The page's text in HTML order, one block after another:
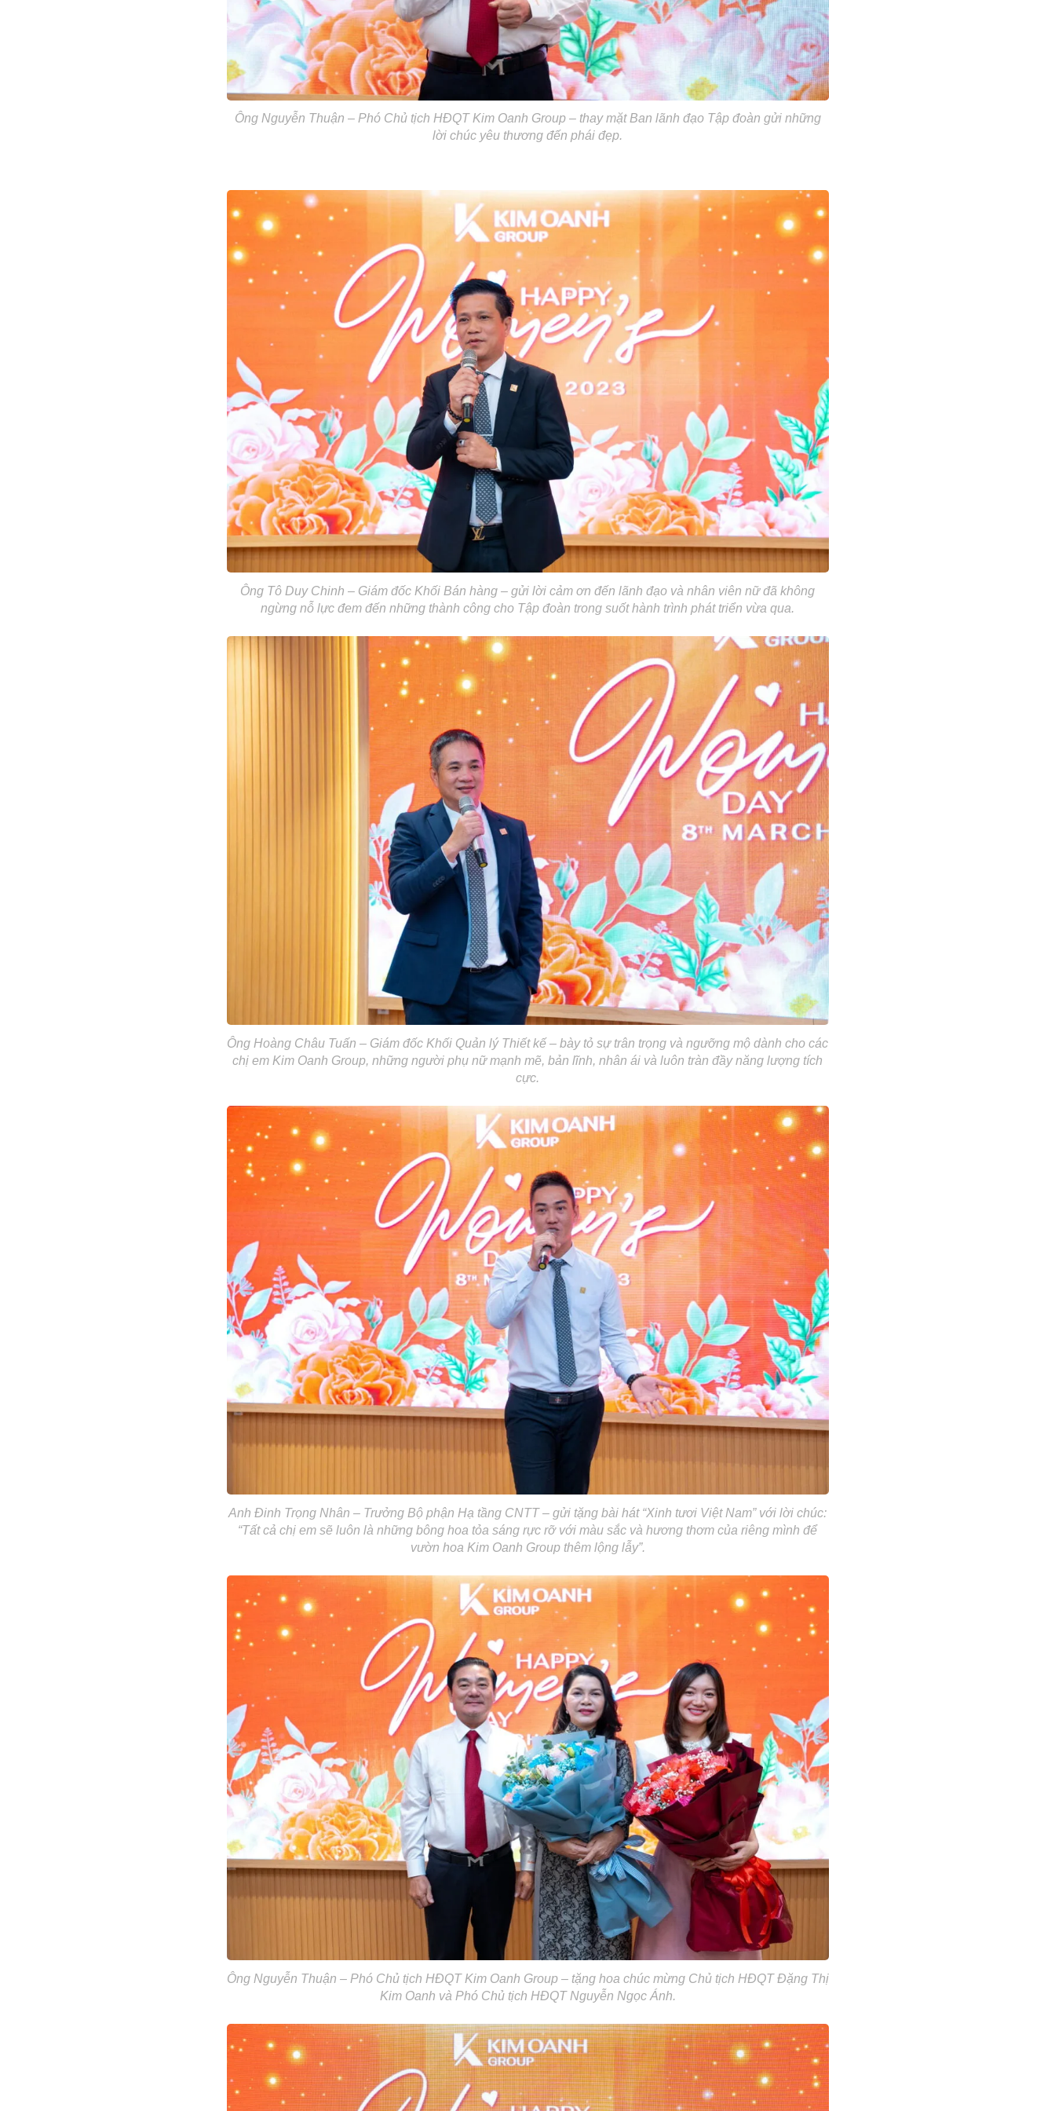
Ông Nguyễn Thuận – Phó Chủ tịch HĐQT Kim Oanh Group – thay mặt Ban lãnh đạo Tập đoàn gửi những
lời chúc yêu thương đến phái đẹp.
Ông Tô Duy Chinh – Giám đốc Khối Bán hàng – gửi lời cảm ơn đến lãnh đạo và nhân viên nữ đã không
ngừng nỗ lực đem đến những thành công cho Tập đoàn trong suốt hành trình phát triển vừa qua.
Ông Hoàng Châu Tuấn – Giám đốc Khối Quản lý Thiết kế – bày tỏ sự trân trọng và ngưỡng mộ dành cho các
chị em Kim Oanh Group, những người phụ nữ mạnh mẽ, bản lĩnh, nhân ái và luôn tràn đầy năng lượng tích
cực.
Anh Đinh Trọng Nhân – Trưởng Bộ phận Hạ tầng CNTT – gửi tặng bài hát “Xinh tươi Việt Nam” với lời chúc:
“Tất cả chị em sẽ luôn là những bông hoa tỏa sáng rực rỡ với màu sắc và hương thơm của riêng mình để
vườn hoa Kim Oanh Group thêm lộng lẫy”.
Ông Nguyễn Thuận – Phó Chủ tịch HĐQT Kim Oanh Group – tặng hoa chúc mừng Chủ tịch HĐQT Đặng Thị
Kim Oanh và Phó Chủ tịch HĐQT Nguyễn Ngọc Ánh.